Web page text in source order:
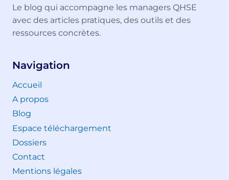
Le blog qui accompagne les managers QHSE
avec des articles pratiques, des outils et des
ressources concrètes.
Navigation
Accueil
A propos
Blog
Espace téléchargement
Dossiers
Contact
Mentions légales